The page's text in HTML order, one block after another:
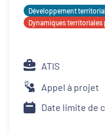
développement
Développement territorial
Dynamiques territoriales
ATIS
Appel à projet
Date limite de